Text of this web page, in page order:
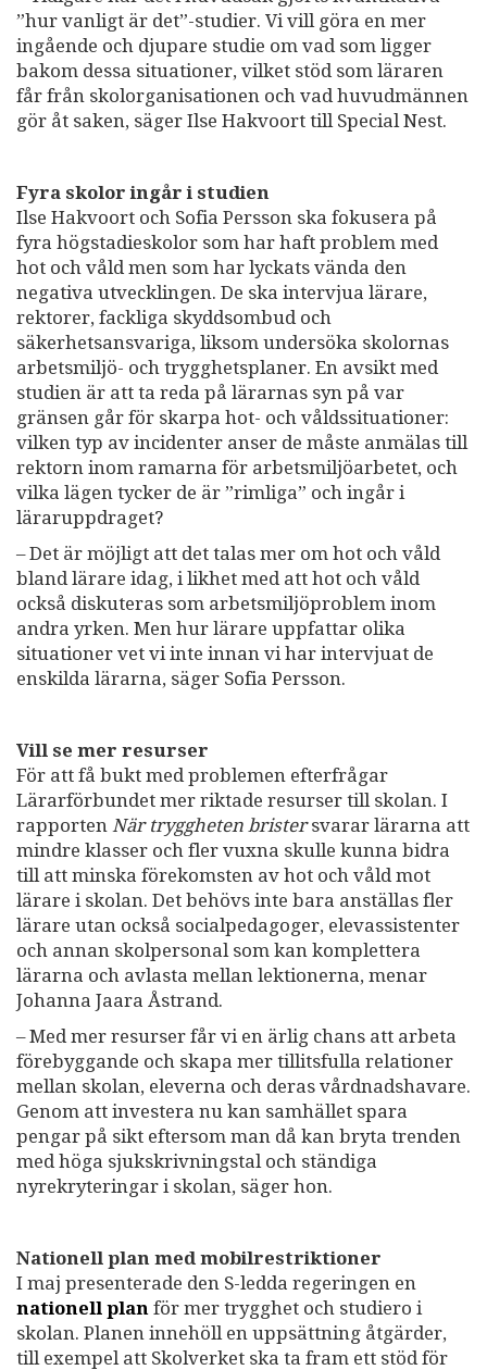
”hur vanligt är det”-studier. Vi vill göra en mer
ingående och djupare studie om vad som ligger
bakom dessa situationer, vilket stöd som läraren
får från skolorganisationen och vad huvudmännen
gör åt saken, säger Ilse Hakvoort till Special Nest.
Fyra skolor ingår i studien
Ilse Hakvoort och Sofia Persson ska fokusera på
fyra högstadieskolor som har haft problem med
hot och våld men som har lyckats vända den
negativa utvecklingen. De ska intervjua lärare,
rektorer, fackliga skyddsombud och
säkerhetsansvariga, liksom undersöka skolornas
arbetsmiljö- och trygghetsplaner. En avsikt med
studien är att ta reda på lärarnas syn på var
gränsen går för skarpa hot- och våldssituationer:
vilken typ av incidenter anser de måste anmälas till
rektorn inom ramarna för arbetsmiljöarbetet, och
vilka lägen tycker de är ”rimliga” och ingår i
läraruppdraget?
– Det är möjligt att det talas mer om hot och våld
bland lärare idag, i likhet med att hot och våld
också diskuteras som arbetsmiljöproblem inom
andra yrken. Men hur lärare uppfattar olika
situationer vet vi inte innan vi har intervjuat de
enskilda lärarna, säger Sofia Persson.
Vill se mer resurser
För att få bukt med problemen efterfrågar
Lärarförbundet mer riktade resurser till skolan. I
rapporten När tryggheten bristersvarar lärarna att
mindre klasser och fler vuxna skulle kunna bidra
till att minska förekomsten av hot och våld mot
lärare i skolan. Det behövs inte bara anställas fler
lärare utan också socialpedagoger, elevassistenter
och annan skolpersonal som kan komplettera
lärarna och avlasta mellan lektionerna, menar
Johanna Jaara Åstrand.
– Med mer resurser får vi en ärlig chans att arbeta
förebyggande och skapa mer tillitsfulla relationer
mellan skolan, eleverna och deras vårdnadshavare.
Genom att investera nu kan samhället spara
pengar på sikt eftersom man då kan bryta trenden
med höga sjukskrivningstal och ständiga
nyrekryteringar i skolan, säger hon.
Nationell plan med mobilrestriktioner
I maj presenterade den S-ledda regeringen en
nationell plan för mer trygghet och studiero i
skolan. Planen innehöll en uppsättning åtgärder,
till exempel att Skolverket ska ta fram ett stöd för